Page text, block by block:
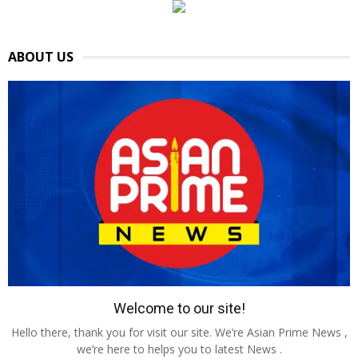
ABOUT US
Welcome to our site!
Hello there, thank you for visit our site. We’re Asian Prime News ,
we’re here to helps you to latest News .